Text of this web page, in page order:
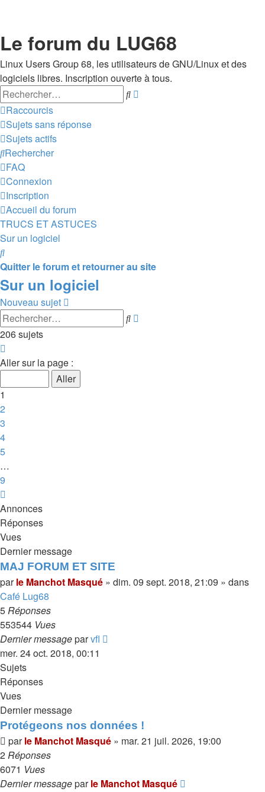
Le forum du LUG68
Linux Users Group 68, les utilisateurs de GNU/Linux et des
logiciels libres. Inscription ouverte à tous.
Rechercher
Raccourcis
Sujets sans réponse
Sujets actifs
Rechercher
FAQ
Connexion
Inscription
Accueil du forum
TRUCS ET ASTUCES
Sur un logiciel
Rechercher
Quitter le forum et retourner au site
Sur un logiciel
Nouveau sujet
Rechercher
206 sujets
1
9
Aller sur la page :
1
2
3
4
5
…
9
Annonces
Réponses
Vues
Dernier message
MAJ FORUM ET SITE
parle Manchot Masqué » dim. 09 sept. 2018, 21:09 » dans
Café Lug68
5Réponses
553544 Vues
Dernier messageparvfl
mer. 24 oct. 2018, 00:11
Sujets
Réponses
Vues
Dernier message
Protégeons nos données !
parle Manchot Masqué » mar. 21 juil. 2026, 19:00
2Réponses
6071 Vues
Dernier messageparle Manchot Masqué